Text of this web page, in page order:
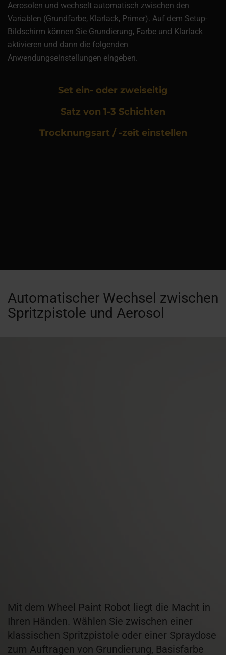
Aerosolen und wechselt automatisch zwischen den
Variablen (Grundfarbe, Klarlack, Primer). Auf dem Setup-
Bildschirm können Sie Grundierung, Farbe und Klarlack
aktivieren und dann die folgenden
Anwendungseinstellungen eingeben.
Set ein- oder zweiseitig
Satz von 1-3 Schichten
Trocknungsart / -zeit einstellen
Automatischer Wechsel zwischen
Spritzpistole und Aerosol
Mit dem Wheel Paint Robot liegt die Macht in
Ihren Händen. Wählen Sie zwischen einer
klassischen Spritzpistole oder einer Spraydose
zum Auftragen von Grundierung, Basisfarbe